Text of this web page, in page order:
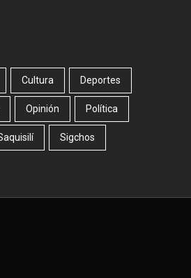
Cultura Deportes
Opinión Política
Sigchos